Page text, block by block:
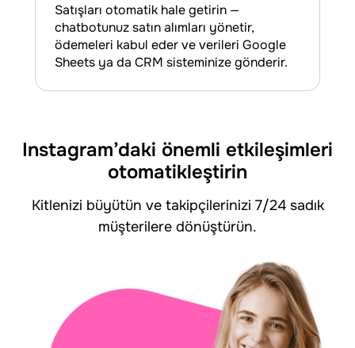
Satışları otomatik hale getirin —
chatbotunuz satın alımları yönetir,
ödemeleri kabul eder ve verileri Google
Sheets ya da CRM sisteminize gönderir.
Instagram’daki önemli etkileşimleri
otomatikleştirin
Kitlenizi büyütün ve takipçilerinizi 7/24 sadık
müşterilere dönüştürün.